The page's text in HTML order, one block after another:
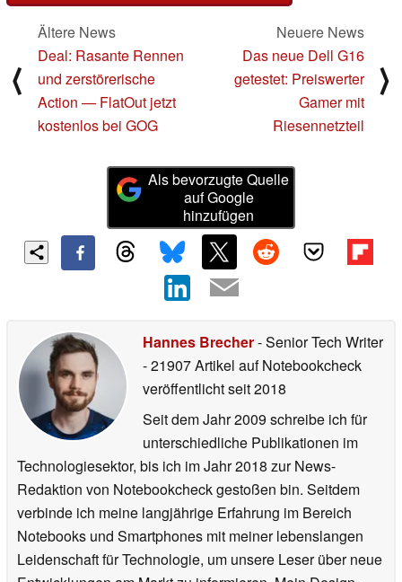
⟨
Ältere News
Deal: Rasante Rennen
und zerstörerische
Action — FlatOut jetzt
kostenlos bei GOG
Neuere News
Das neue Dell G16
getestet: Preiswerter
Gamer mit
Riesennetzteil
⟩
Als bevorzugte Quelle
auf Google
hinzufügen
Hannes Brecher- Senior Tech Writer
- 21907 Artikel auf Notebookcheck
veröffentlichtseit 2018
Seit dem Jahr 2009 schreibe ich für
unterschiedliche Publikationen im
Technologiesektor, bis ich im Jahr 2018 zur News-
Redaktion von Notebookcheck gestoßen bin. Seitdem
verbinde ich meine langjährige Erfahrung im Bereich
Notebooks und Smartphones mit meiner lebenslangen
Leidenschaft für Technologie, um unsere Leser über neue